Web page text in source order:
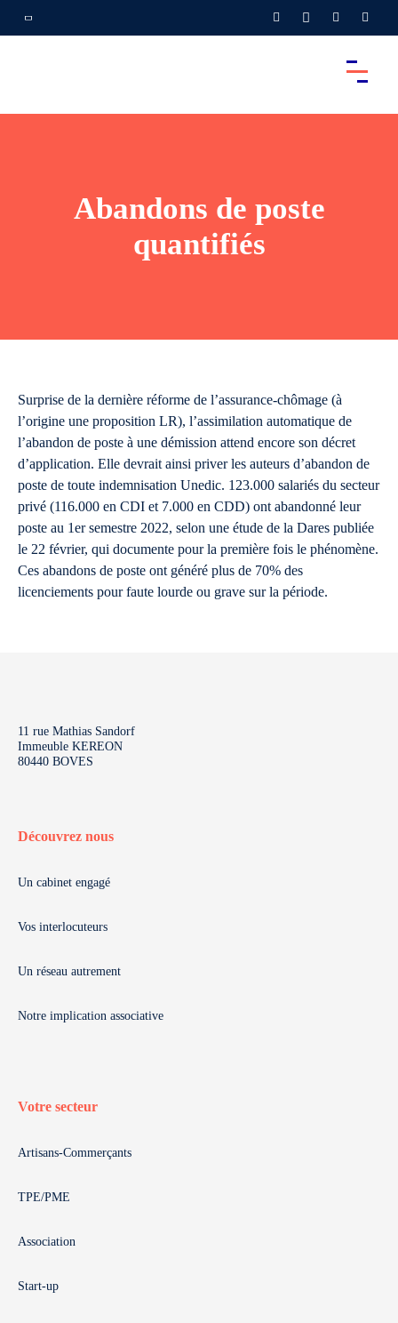
Abandons de poste
quantifiés
Surprise de la dernière réforme de l’assurance-chômage (à
l’origine une proposition LR), l’assimilation automatique de
l’abandon de poste à une démission attend encore son décret
d’application. Elle devrait ainsi priver les auteurs d’abandon de
poste de toute indemnisation Unedic. 123.000 salariés du secteur
privé (116.000 en CDI et 7.000 en CDD) ont abandonné leur
poste au 1er semestre 2022, selon une étude de la Dares publiée
le 22 février, qui documente pour la première fois le phénomène.
Ces abandons de poste ont généré plus de 70% des
licenciements pour faute lourde ou grave sur la période.
11 rue Mathias Sandorf
Immeuble KEREON
80440 BOVES
Découvrez nous
Un cabinet engagé
Vos interlocuteurs
Un réseau autrement
Notre implication associative
Votre secteur
Artisans-Commerçants
TPE/PME
Association
Start-up